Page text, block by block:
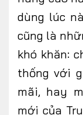
dùng lúc
cũng là
khó khăn:
thống với
mãi, hay
mới của